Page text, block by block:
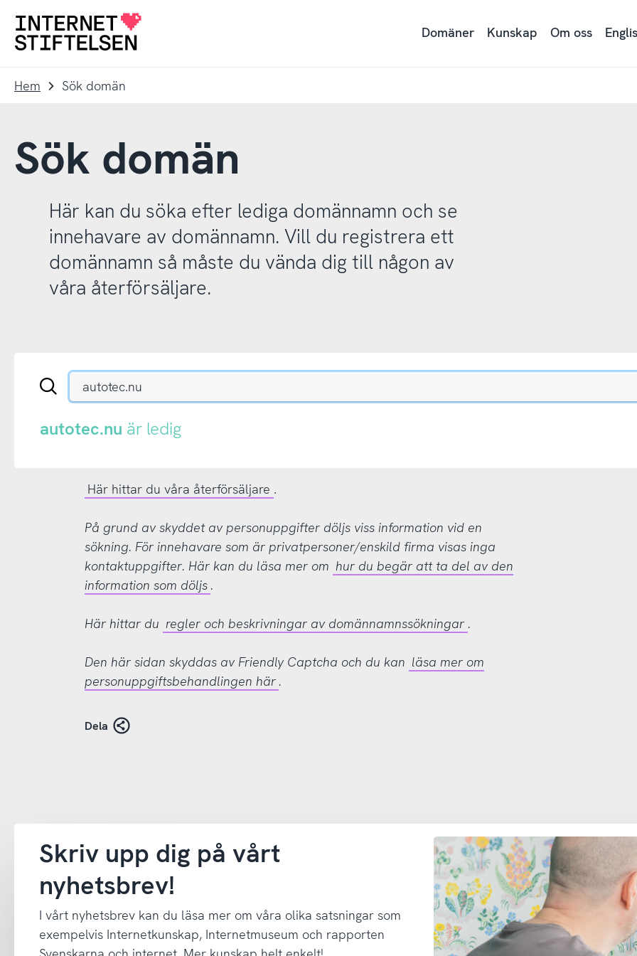
navigering
innehåll
Till
Domäner Kunskap Om oss
Hem Sök domän
Sök domän
Här kan du söka efter lediga domännamn och se
innehavare av domännamn. Vill du registrera ett
domännamn så måste du vända dig till någon av
våra återförsäljare.
Sök
.se-
eller
.nu-
autotec.nu är ledig
Här hittar du våra återförsäljare .
På grund av skyddet av personuppgifter döljs viss information vid en
sökning. För innehavare som är privatpersoner/enskild firma visas inga
kontaktuppgifter. Här kan du läsa mer om hur du begär att ta del av den
information som döljs .
Här hittar du regler och beskrivningar av domännamnssökningar .
Den här sidan skyddas av Friendly Captcha och du kan läsa mer om
personuppgiftsbehandlingen här .
Dela
Skriv upp dig på vårt
nyhetsbrev!
I vårt nyhetsbrev kan du läsa mer om våra olika satsningar som
exempelvis Internetkunskap, Internetmuseum och rapporten